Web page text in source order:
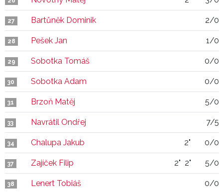
27 Bartůněk Dominik 2/0
28 Pešek Jan 1/0
29 Sobotka Tomáš 0/0
30 Sobotka Adam 0/0
31 Brzoň Matěj 5/0
33 Navrátil Ondřej 7/5
34 Chalupa Jakub 2" 0/0
37 Zajíček Filip 2" 2" 5/0
38 Lenert Tobiáš 0/0